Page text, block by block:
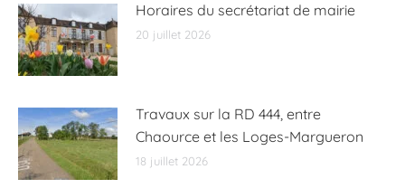
Horaires du secrétariat de mairie
20 juillet 2026
Travaux sur la RD 444, entre
Chaource et les Loges-Margueron
18 juillet 2026